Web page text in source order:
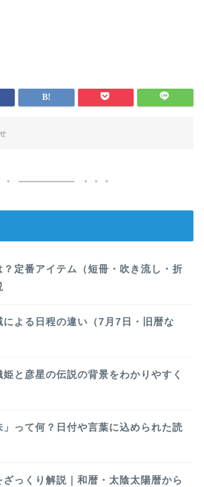
定番アイテム（短冊・吹き流し・折
による日程の違い（7月7日・旧暦な
と彦星の伝説の背景をわかりやすく
」って何？日付や言葉に込められた読
ざっくり解説｜和暦・太陰太陽暦から